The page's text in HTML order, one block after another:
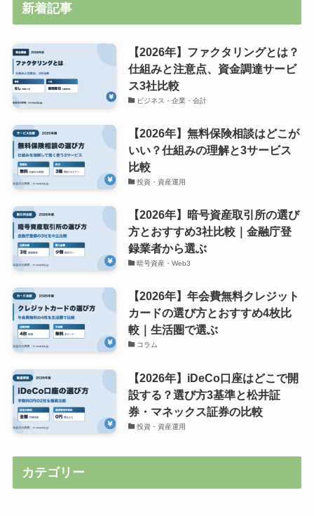
新着記事
【2026年】ファクタリングとは？
仕組みと注意点、資金調達サービ
ス3社比較
ビジネス・企業・会計
【2026年】無料保険相談はどこが
いい？仕組みの理解と3サービス
比較
投資・資産運用
【2026年】暗号資産取引所の選び
方とおすすめ3社比較｜金融庁登
録業者から選ぶ
暗号資産・Web3
【2026年】年会費無料クレジット
カードの選び方とおすすめ4枚比
較｜生活圏で選ぶ
コラム
【2026年】iDeCo口座はどこで開
設する？選び方3基準と松井証
券・マネックス証券の比較
投資・資産運用
カテゴリー